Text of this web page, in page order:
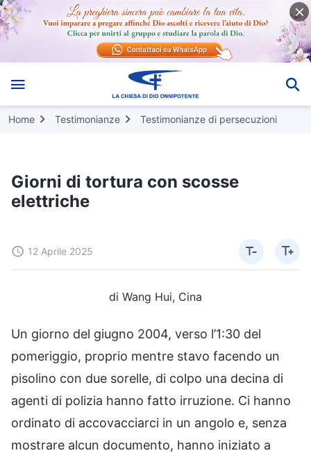
Home Testimonianze Testimonianze di persecuzioni
Giorni di tortura con scosse
elettriche
12 Aprile 2025
di Wang Hui, Cina
Un giorno del giugno 2004, verso l’1:30 del
pomeriggio, proprio mentre stavo facendo un
pisolino con due sorelle, di colpo una decina di
agenti di polizia hanno fatto irruzione. Ci hanno
ordinato di accovacciarci in un angolo e, senza
mostrare alcun documento, hanno iniziato a